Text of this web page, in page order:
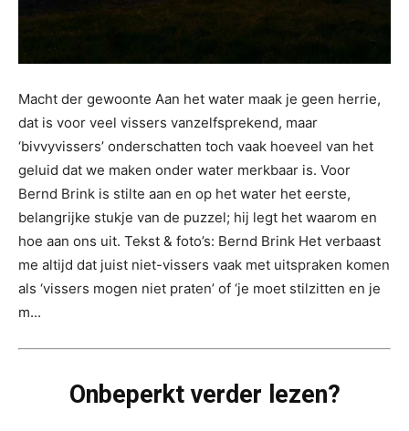
Macht der gewoonte Aan het water maak je geen herrie,
dat is voor veel vissers vanzelfsprekend, maar
‘bivvyvissers’ onderschatten toch vaak hoeveel van het
geluid dat we maken onder water merkbaar is. Voor
Bernd Brink is stilte aan en op het water het eerste,
belangrijke stukje van de puzzel; hij legt het waarom en
hoe aan ons uit. Tekst & foto’s: Bernd Brink Het verbaast
me altijd dat juist niet-vissers vaak met uitspraken komen
als ‘vissers mogen niet praten’ of ‘je moet stilzitten en je
m...
Onbeperkt verder lezen?